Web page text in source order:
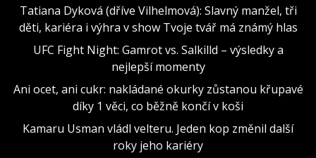
Tatiana Dyková (dříve Vilhelmová): Slavný manžel, tři
děti, kariéra i výhra v show Tvoje tvář má známý hlas
UFC Fight Night: Gamrot vs. Salkilld – výsledky a
nejlepší momenty
Ani ocet, ani cukr: nakládané okurky zůstanou křupavé
díky 1 věci, co běžně končí v koši
Kamaru Usman vládl velteru. Jeden kop změnil další
roky jeho kariéry